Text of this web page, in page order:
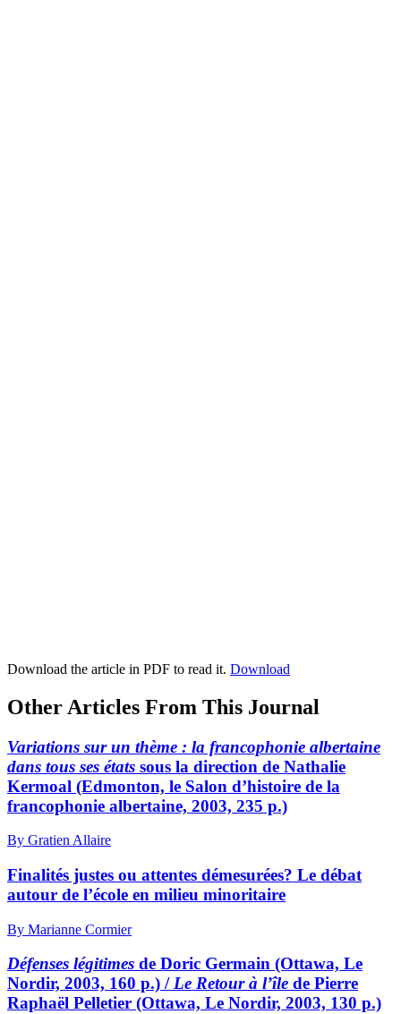
Download the article in PDF to read it. Download
Other Articles From This Journal
Variations sur un thème : la francophonie albertaine
dans tous ses états sous la direction de Nathalie
Kermoal (Edmonton, le Salon d’histoire de la
francophonie albertaine, 2003, 235 p.)
By Gratien Allaire
Finalités justes ou attentes démesurées? Le débat
autour de l’école en milieu minoritaire
By Marianne Cormier
Défenses légitimes de Doric Germain (Ottawa, Le
Nordir, 2003, 160 p.) /Le Retour à l’île de Pierre
Raphaël Pelletier (Ottawa, Le Nordir, 2003, 130 p.)